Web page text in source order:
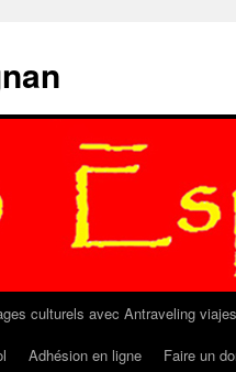
culturels avec Antraveling viajes
Adhésion en ligne Faire un